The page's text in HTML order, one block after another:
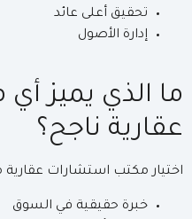
تحقيق أعلى عائد
إدارة الأصول
ما الذي يميز
عقارية ناجح؟
اختيار مكتب استشارات
خبرة حقيقية في السوق